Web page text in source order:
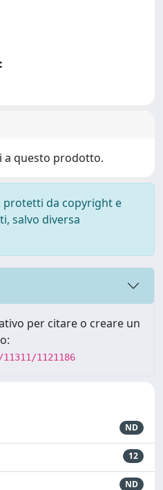
a questo prodotto.
protetti da copyright e
salvo diversa
per citare o creare un
1121186
ND
12
ND